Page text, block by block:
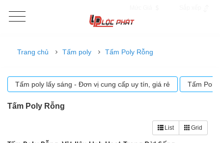
Trang chủ Tấm poly Tấm Poly Rỗng
Tấm poly lấy sáng - Đơn vị cung cấp uy tín, giá rẻ Tấm Poly
Tấm Poly Rỗng
List Grid